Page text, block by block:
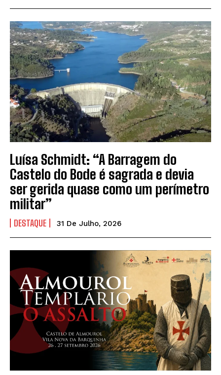
Luísa Schmidt: “A Barragem do
Castelo do Bode é sagrada e devia
ser gerida quase como um perímetro
militar”
DESTAQUE 31 De Julho, 2026